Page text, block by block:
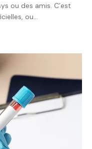
ou des amis. C’est
ou…